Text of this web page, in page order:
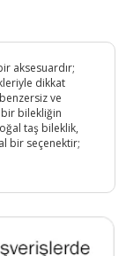
aksesuardır;
dikkat
ve
bir bilekliğin
taş bileklik,
bir seçenektir;